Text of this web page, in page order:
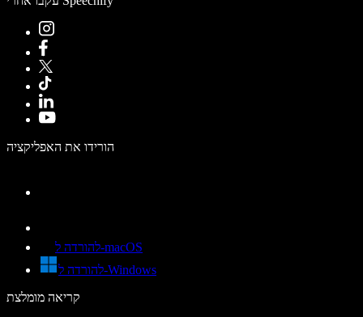
הורידו את האפליקציה
להורדה ל-macOS
להורדה ל-Windows
קריאה מומלצת